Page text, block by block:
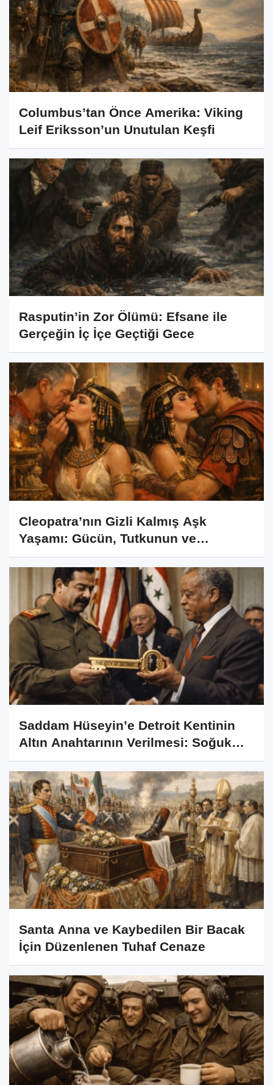
Columbus’tan Önce Amerika: Viking
Leif Eriksson’un Unutulan Keşfi
Rasputin’in Zor Ölümü: Efsane ile
Gerçeğin İç İçe Geçtiği Gece
Cleopatra’nın Gizli Kalmış Aşk
Yaşamı: Gücün, Tutkunun ve
Stratejinin Kesiştiği Nokta
Saddam Hüseyin’e Detroit Kentinin
Altın Anahtarının Verilmesi: Soğuk
Savaş Döneminden İlginç Bir Anı
Santa Anna ve Kaybedilen Bir Bacak
İçin Düzenlenen Tuhaf Cenaze